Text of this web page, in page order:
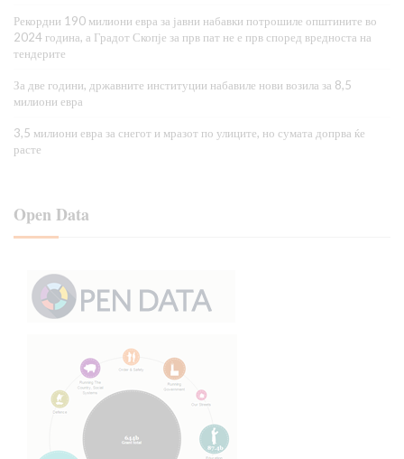
Рекордни 190 милиони евра за јавни набавки потрошиле општините во
2024 година, а Градот Скопје за прв пат не е прв според вредноста на
тендерите
За две години, државните институции набавиле нови возила за 8,5
милиони евра
3,5 милиони евра за снегот и мразот по улиците, но сумата допрва ќе
расте
Open Data